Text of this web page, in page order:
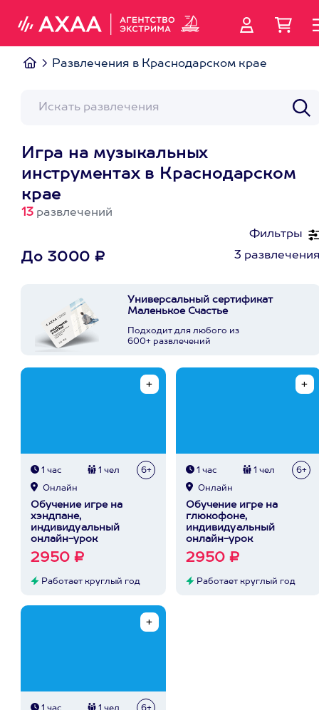
Развлечения в Краснодарском крае
Игра на музыкальных
инструментах в Краснодарском
крае
13 развлечений
Фильтры
До 3000 ₽ 3
Универсальный сертификат
Маленькое Счастье
Подходит для любого из
600+ развлечений
1 час 1 чел 6+
Онлайн
Обучение игре на
хэндпане,
индивидуальный
онлайн-урок
2950 ₽
Работает круглый год
1 час 1 чел 6+
Онлайн
Обучение игре на
глюкофоне,
индивидуальный
онлайн-урок
2950 ₽
Работает круглый год